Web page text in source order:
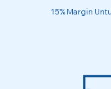
15% Margin